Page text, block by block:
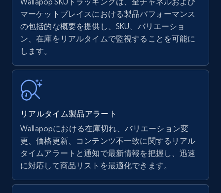
Amazon products - find products by using
upc numbers
Title, Seller name, Brand, Description, Initial
price, Currency, Availability, Reviews count, and
Amazon Reviews
URL, Product name, Product rating, Product
Author name, Asin, and more.
マーケットプレイスにおける製品パフォーマンス
の包括的な概要を提供し、SKU、バリエーショ
ン、在庫をリアルタイムで監視することを可能に
します。
リアルタイム製品アラート
Wallapopにおける在庫切れ、バリエーション変
更、価格更新、コンテンツ不一致に関するリアル
タイムアラートと通知で最新情報を把握し、迅速
に対応して商品リストを最適化できます。